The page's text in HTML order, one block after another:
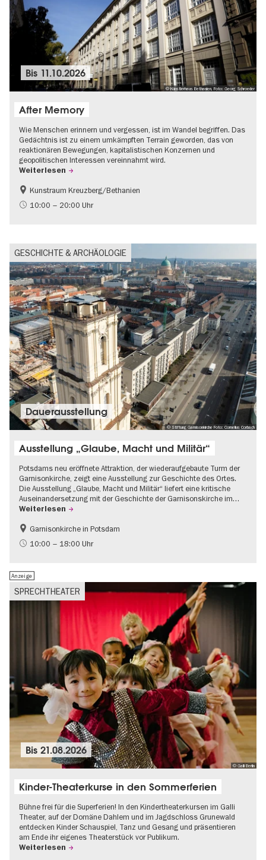
© Künstlerhaus Bethanien, Foto: Georg Schroeder
Bis 11.10.2026
After Memory
Wie Menschen erinnern und vergessen, ist im Wandel begriffen. Das
Gedächtnis ist zu einem umkämpften Terrain geworden, das von
reaktionären Bewegungen, kapitalistischen Konzernen und
geopolitischen Interessen vereinnahmt wird.
Weiterlesen
Gratis
International
Kunstraum Kreuzberg/Bethanien
10:00 – 20:00 Uhr
GESCHICHTE & ARCHÄOLOGIE
© Stiftung Garnisonkirche Foto: Cornelius Corbach
Dauer­aus­stel­lung
Ausstellung „Glaube, Macht und Militär“
Potsdams neu eröffnete Attraktion, der wiederaufgebaute Turm der
Garnisonkirche, zeigt eine Ausstellung zur Geschichte des Ortes.
Die Ausstellung „Glaube, Macht und Militär“ liefert eine kritische
Auseinandersetzung mit der Geschichte der Garnisonskirche im…
Weiterlesen
Geschichte
Brandenburg
Garnisonkirche in Potsdam
10:00 – 18:00 Uhr
SPRECHTHEATER
Anzeige
© Galli Berlin
Bis21.08.2026
Kinder-Theaterkurse in den Sommerferien
Bühne frei für die Superferien! In den Kindertheaterkursen im Galli
Theater, auf der Domäne Dahlem und im Jagdschloss Grunewald
entdecken Kinder Schauspiel, Tanz und Gesang und präsentieren
am Ende ihr eigenes Theaterstück vor Publikum.
Weiterlesen